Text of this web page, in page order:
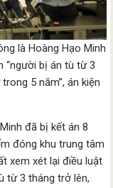
là Hoàng Hạo Minh
“người bị án tù từ 3
5 năm”, án kiện
đã bị kết án 8
đóng khu trung tâm
xem xét lại điều luật
từ 3 tháng trở lên,